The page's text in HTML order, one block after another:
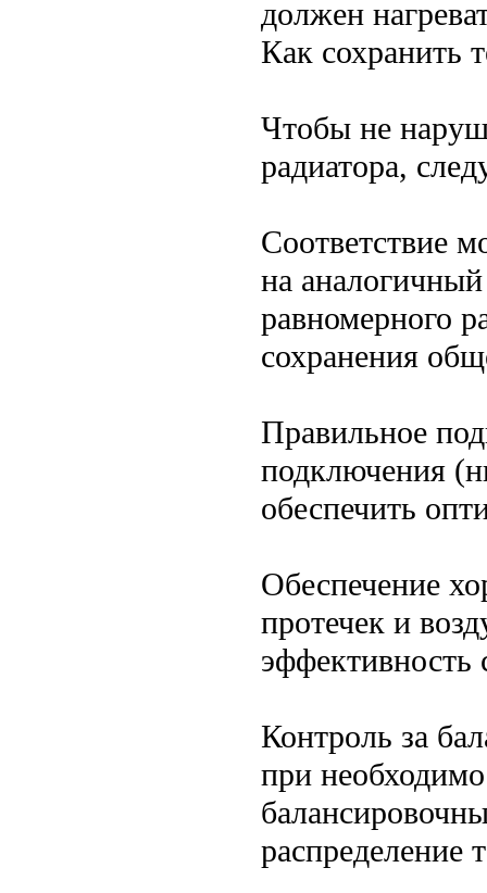
должен
Как сохранить
Чтобы не
радиатора,
Соответствие
на
равномерного
сохранения
Правильное
подключения
обеспечить
Обеспечение
протечек и
эффективность
Контроль за
при
распределение